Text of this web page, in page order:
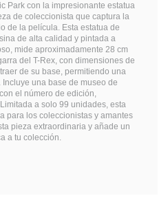
Park con la impresionante estatua
de coleccionista que captura la
de la película. Esta estatua de
de alta calidad y pintada a
mide aproximadamente 28 cm
del T-Rex, con dimensiones de
de su base, permitiendo una
una base de museo de
el número de edición,
a solo 99 unidades, esta
para los coleccionistas y amantes
pieza extraordinaria y añade un
a tu colección.